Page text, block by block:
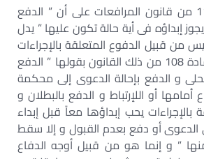
النص فى المادة 115 من قانون المرافعات على أن ” الدفع
إبداؤه فى أية حالة تكون عليها ” يدل
من قبيل الدفوع المتعلقة بالإجراءات
التى أشارات إليها المادة 108 من ذلك القانون بقولها ” الدفع
و الدفع بإحالة الدعوى إلى محكمة
أمامها أو اللإرتباط و الدفع بالبطلان و
بالإجراءات يحب إبداؤها معاً قبل إبداء
أو دفع بعدم القبول و إلا سقط
” و إنما هو من قبيل أوجه الدفاع